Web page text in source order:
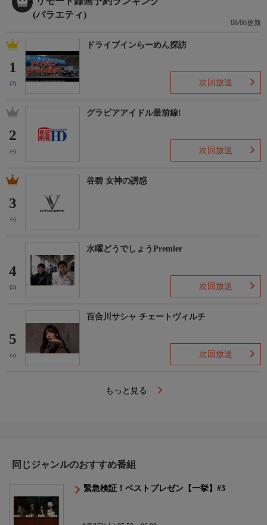
(バラエティ)
08/06更新
1
(2)
ドライブインらーめん探訪
次回放送
2
(-)
グラビアアイドル最前線!
次回放送
3
(-)
谷碧 女神の誘惑
4
(5)
水曜どうでしょうPremier
次回放送
5
(-)
百合川サシャ チェートヴィルチ
次回放送
もっと見る
同じジャンルのおすすめ番組
緊急検証！ベストプレゼン【一挙】#3